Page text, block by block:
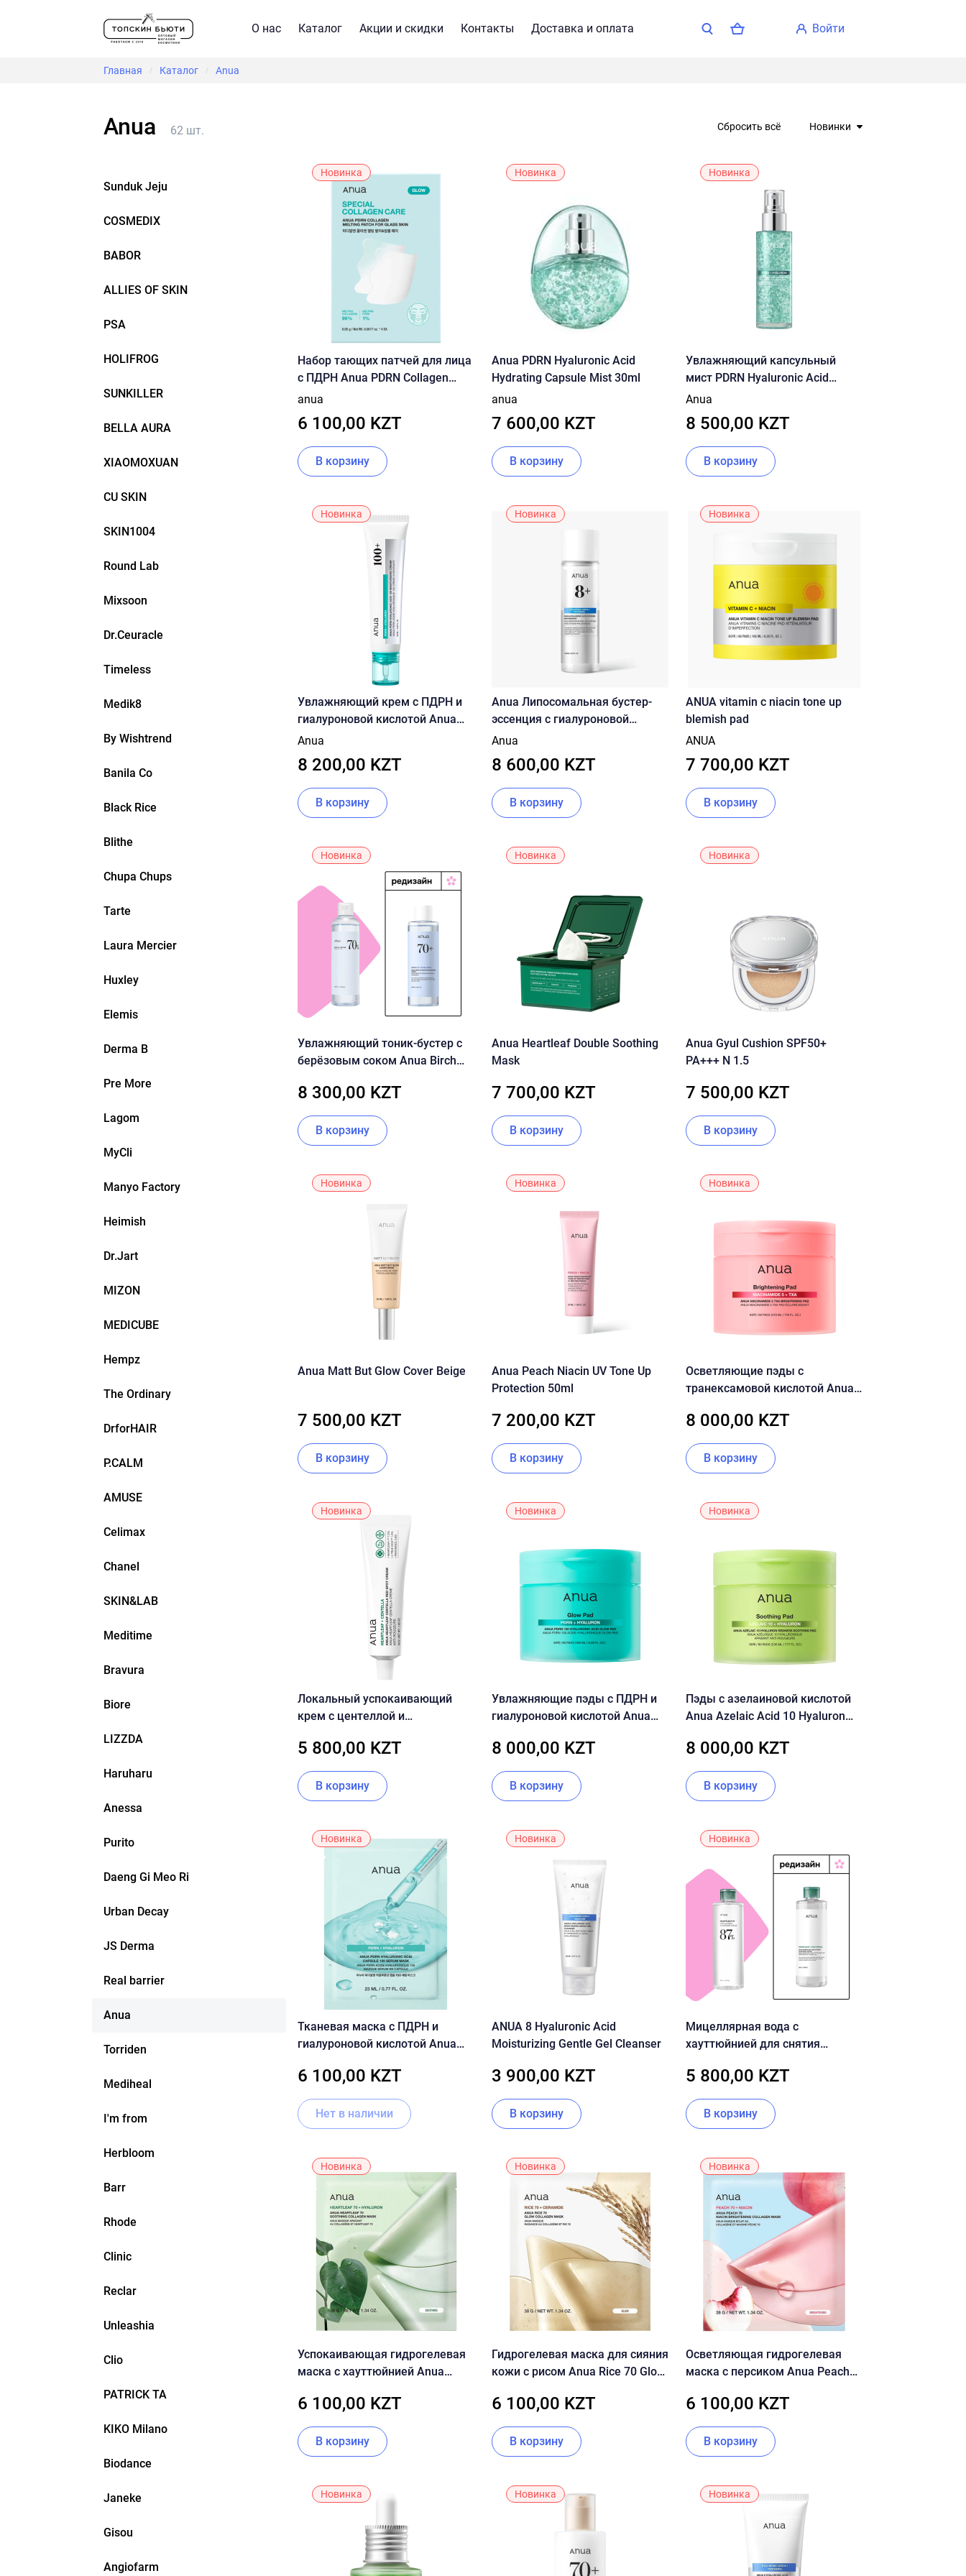
О нас Каталог Акции и скидки Контакты Доставка и оплата войти
Главная / Каталог / Anua
Anua 62 шт. Сбросить всё Новинки
Sunduk Jeju
COSMEDIX
BABOR
ALLIES OF SKIN
PSA
HOLIFROG
SUNKILLER
BELLA AURA
XIAOMOXUAN
CU SKIN
SKIN1004
Round Lab
Mixsoon
Dr.Ceuracle
Timeless
Medik8
By Wishtrend
Banila Co
Black Rice
Blithe
Chupa Chups
Tarte
Laura Mercier
Huxley
Elemis
Derma B
Pre More
Lagom
MyCli
Manyo Factory
Heimish
Dr.Jart
MIZON
MEDICUBE
Hempz
The Ordinary
DrforHAIR
P.CALM
AMUSE
Celimax
Chanel
SKIN&LAB
Meditime
Bravura
Biore
LIZZDA
Haruharu
Anessa
Purito
Daeng Gi Meo Ri
Urban Decay
JS Derma
Real barrier
Anua
Torriden
Mediheal
I'm from
Herbloom
Barr
Rhode
Clinic
Reclar
Unleashia
Clio
PATRICK TA
KIKO Milano
Biodance
Janeke
Gisou
Angiofarm
Новинка
Набор тающих патчей для лица
с ПДРН Anua PDRN Collagen
Melting Patch For Glass Skin 4EA
anua
6 100,00 KZT
В корзину
Новинка
Anua PDRN Hyaluronic Acid
Hydrating Capsule Mist 30ml
anua
7 600,00 KZT
В корзину
Новинка
Увлажняющий капсульный
мист PDRN Hyaluronic Acid
Hydrating Capsule Mist 100мл
Anua
8 500,00 KZT
В корзину
Новинка
Увлажняющий крем с ПДРН и
гиалуроновой кислотой Anua
PDRN Hyaluronic Acid 100
Anua
8 200,00 KZT
В корзину
Новинка
Anua Липосомальная бустер-
эссенция с гиалуроновой
кислотой, 8+ Hyaluronic Acid
Anua
8 600,00 KZT
В корзину
Новинка
ANUA vitamin c niacin tone up
blemish pad
ANUA
7 700,00 KZT
В корзину
Новинка
Увлажняющий тоник-бустер с
берёзовым соком Anua Birch
8 300,00 KZT
В корзину
Новинка
Anua Heartleaf Double Soothing
Mask
7 700,00 KZT
В корзину
Новинка
Anua Gyul Cushion SPF50+
PA+++ N 1.5
7 500,00 KZT
В корзину
Новинка
Anua Matt But Glow Cover Beige
7 500,00 KZT
В корзину
Новинка
Anua Peach Niacin UV Tone Up
Protection 50ml
7 200,00 KZT
В корзину
Новинка
Осветляющие пэды с
транексамовой кислотой Anua
Pad
8 000,00 KZT
В корзину
Новинка
Локальный успокаивающий
крем с центеллой и
Centella Red Spot Cream
5 800,00 KZT
В корзину
Новинка
Увлажняющие пэды с ПДРН и
гиалуроновой кислотой Anua
Pad
8 000,00 KZT
В корзину
Новинка
Пэды с азелаиновой кислотой
Anua Azelaic Acid 10 Hyaluron
8 000,00 KZT
В корзину
Новинка
Тканевая маска с ПДРН и
гиалуроновой кислотой Anua
100 Serum Mask Sheet
6 100,00 KZT
Нет в наличии
Новинка
ANUA 8 Hyaluronic Acid
Moisturizing Gentle Gel Cleanser
3 900,00 KZT
В корзину
Новинка
Мицеллярная вода с
хауттюйнией для снятия
pH Deep Cleansing Water
5 800,00 KZT
В корзину
Новинка
Успокаивающая гидрогелевая
маска с хауттюйнией Anua
Mask
6 100,00 KZT
В корзину
Новинка
Гидрогелевая маска для сияния
кожи с рисом Anua Rice 70 Glow
6 100,00 KZT
В корзину
Новинка
Осветляющая гидрогелевая
маска с персиком Anua Peach
Mask
6 100,00 KZT
В корзину
Новинка Новинка Новинка